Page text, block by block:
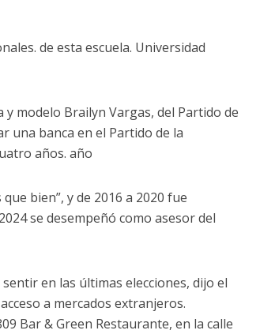
de esta escuela. Universidad
modelo Brailyn Vargas, del Partido de
una banca en el Partido de la
años. año
bien”, y de 2016 a 2020 fue
se desempeñó como asesor del
en las últimas elecciones, dijo el
a mercados extranjeros.
Bar & Green Restaurante, en la calle